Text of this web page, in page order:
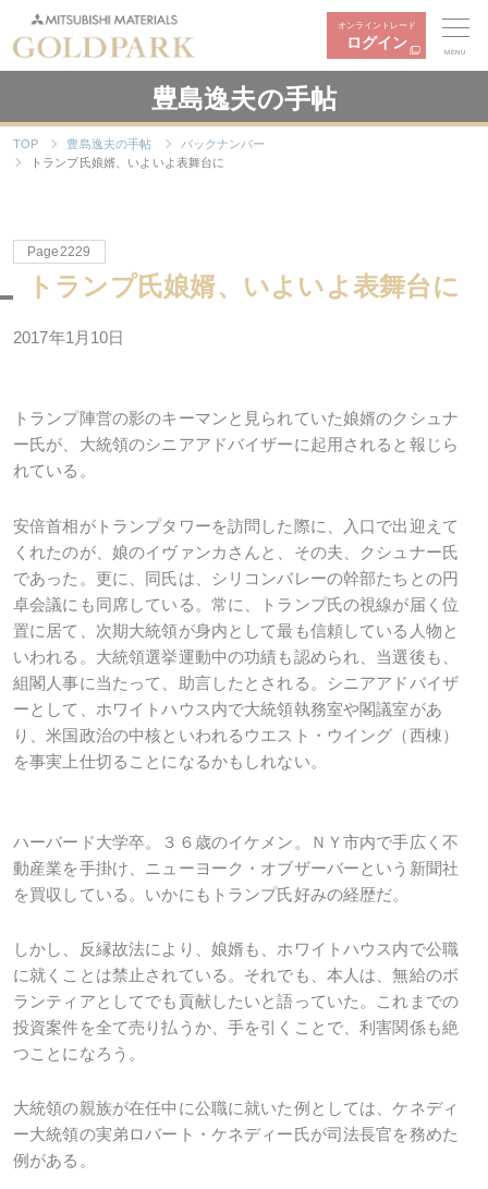
オンライントレード
ログイン
MENU
豊島逸夫の手帖
TOP 豊島逸夫の手帖
バックナンバー
トランプ氏娘婿、いよいよ表舞台に
Page2229
トランプ氏娘婿、いよいよ表舞台に
2017年1月10日
トランプ陣営の影のキーマンと見られていた娘婿のクシュナ
ー氏が、大統領のシニアアドバイザーに起用されると報じら
れている。
安倍首相がトランプタワーを訪問した際に、入口で出迎えて
くれたのが、娘のイヴァンカさんと、その夫、クシュナー氏
であった。更に、同氏は、シリコンバレーの幹部たちとの円
卓会議にも同席している。常に、トランプ氏の視線が届く位
置に居て、次期大統領が身内として最も信頼している人物と
いわれる。大統領選挙運動中の功績も認められ、当選後も、
組閣人事に当たって、助言したとされる。シニアアドバイザ
ーとして、ホワイトハウス内で大統領執務室や閣議室があ
り、米国政治の中核といわれるウエスト・ウイング（西棟）
を事実上仕切ることになるかもしれない。
ハーバード大学卒。３６歳のイケメン。ＮＹ市内で手広く不
動産業を手掛け、ニューヨーク・オブザーバーという新聞社
を買収している。いかにもトランプ氏好みの経歴だ。
しかし、反縁故法により、娘婿も、ホワイトハウス内で公職
に就くことは禁止されている。それでも、本人は、無給のボ
ランティアとしてでも貢献したいと語っていた。これまでの
投資案件を全て売り払うか、手を引くことで、利害関係も絶
つことになろう。
大統領の親族が在任中に公職に就いた例としては、ケネディ
ー大統領の実弟ロバート・ケネディー氏が司法長官を務めた
例がある。